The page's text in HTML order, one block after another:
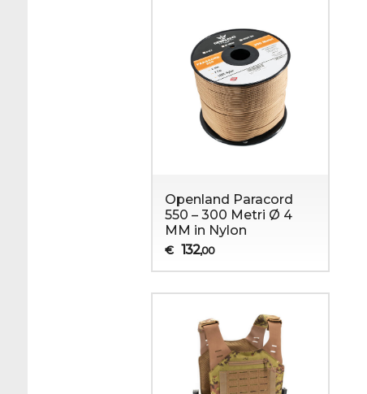
Openland Paracord
550 – 300 Metri Ø 4
MM in Nylon
€ 132,00